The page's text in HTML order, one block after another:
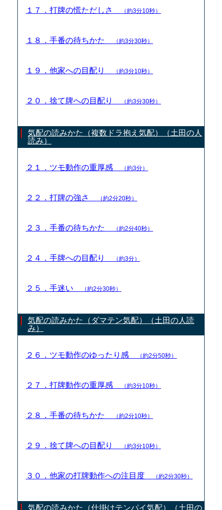
１７．打牌の慌ただしさ （約3分10秒）
１８．手番の待ちかた （約3分30秒）
１９．他家への目配り （約3分10秒）
２０．捨て牌への目配り （約3分30秒）
気配の読みかた（複数ドラ抱え気配）（土田の人
読み）
２１．ツモ動作の重厚感 （約3分）
２２．打牌の強さ （約2分20秒）
２３．手番の待ちかた （約2分40秒）
２４．手牌への目配り （約3分）
２５．手迷い （約2分30秒）
気配の読みかた（ダマテン気配）（土田の人読
み）
２６．ツモ動作のゆったり感 （約2分50秒）
２７．打牌動作の重厚感 （約3分10秒）
２８．手番の待ちかた （約2分10秒）
２９．捨て牌への目配り （約3分10秒）
３０．他家の打牌動作への注目度 （約2分30秒）
気配の読みかた（仕掛けテンパイ気配）（土田の